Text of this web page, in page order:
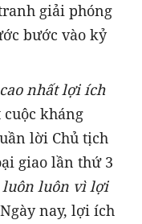
giải phóng
bước vào kỷ
nhất lợi ích
cuộc kháng
lời Chủ tịch
giao lần thứ 3
luôn luôn vì lợi
Ngày nay, lợi ích